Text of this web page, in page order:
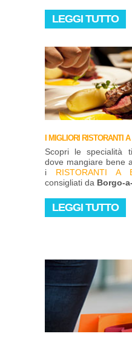
LEGGI TUTTO
I MIGLIORI RISTORANTI
Scopri le specialità
dove mangiare bene
i RISTORANTI A
consigliati da Borgo-
LEGGI TUTTO